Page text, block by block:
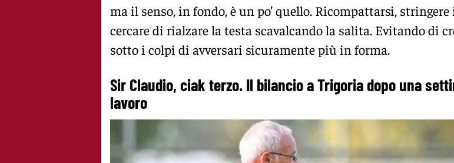
ma il senso, in fondo, è un po’ quello. Ricompattarsi,
cercare di rialzare la testa scavalcando la salita. Evitando di
sotto i colpi di avversari sicuramente più in forma.
Sir Claudio, ciak terzo. Il bilancio a Trigoria dopo una
lavoro